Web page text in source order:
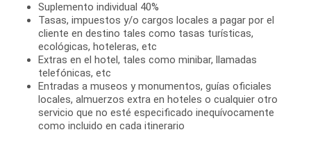
Suplemento individual 40%
Tasas, impuestos y/o cargos locales a pagar por el
cliente en destino tales como tasas turísticas,
ecológicas, hoteleras, etc
Extras en el hotel, tales como minibar, llamadas
telefónicas, etc
Entradas a museos y monumentos, guías oficiales
locales, almuerzos extra en hoteles o cualquier otro
servicio que no esté especificado inequívocamente
como incluido en cada itinerario